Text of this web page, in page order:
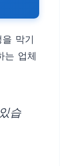
막기
는 업체
습